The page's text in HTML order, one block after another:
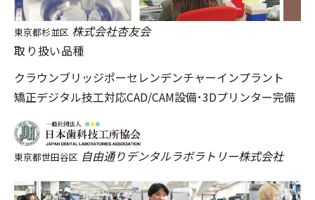
東京都杉並区 株式会社杏友会
取り扱い品種
クラウンブリッジポーセレンデンチャーインプラント
矯正デジタル技工対応CAD/CAM設備･3Dプリンター完備
東京都世田谷区 自由通りデンタルラボラトリー株式会社